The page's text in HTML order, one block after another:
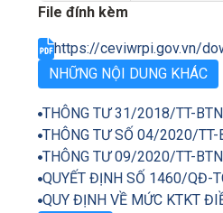
File đính kèm
https://ceviwrpi.gov.vn/
NHỮNG NỘI DUNG KHÁC
THÔNG TƯ 31/2018/TT-
QUY ĐỊNH VỀ MỨC KTKT